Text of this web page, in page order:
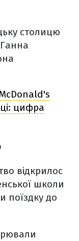
столицю
цифра
відкрилос
школи
поїздку до